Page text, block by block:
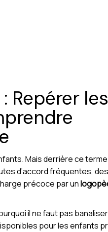
Repérer
Mais derrière ce
d’accord fréquentes,
précoce par un
il ne faut pas
pour les enfants